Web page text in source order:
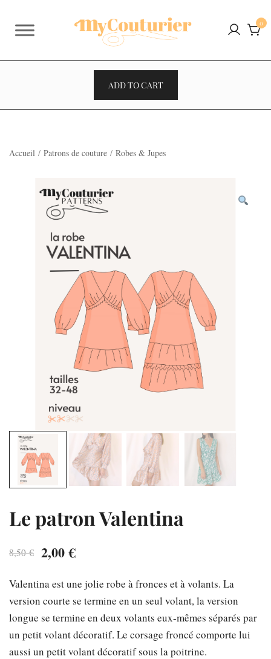
content
0
ADD TO CART
Accueil / Patrons de couture / Robes & Jupes
VENTES À 2€
Le patron Valentina
8,50€ Le
initial
était :
8,50 €.
2,00€Le
actuel
est :
2,00 €.
Valentina est une jolie robe à fronces et à volants. La
version courte se termine en un seul volant, la version
longue se termine en deux volants eux-mêmes séparés par
un petit volant décoratif. Le corsage froncé comporte lui
aussi un petit volant décoratif sous la poitrine.